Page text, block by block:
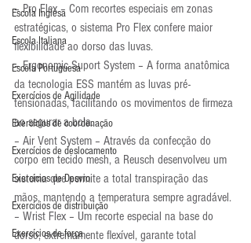
Escola Inglesa
Escola Italiana
Escola Portuguesa
Exercícios de Agilidade
Exercícios de coordenação
Exercícios de deslocamento
Exercícios de Desvio
Exercícios de distribuição
Exercícios de força
– Pro Flex – Com recortes especiais em zonas
estratégicas, o sistema Pro Flex confere maior
flexibilidade ao dorso das luvas.
– Ergonomic Suport System – A forma anatômica
da tecnologia ESS mantém as luvas pré-
tensionadas, facilitando os movimentos de firmeza
ao segurar a bola.
– Air Vent System – Através da confecção do
corpo em tecido mesh, a Reusch desenvolveu um
sistema que permite a total transpiração das
mãos, mantendo a temperatura sempre agradável.
– Wrist Flex – Um recorte especial na base do
dorso, extremamente flexível, garante total